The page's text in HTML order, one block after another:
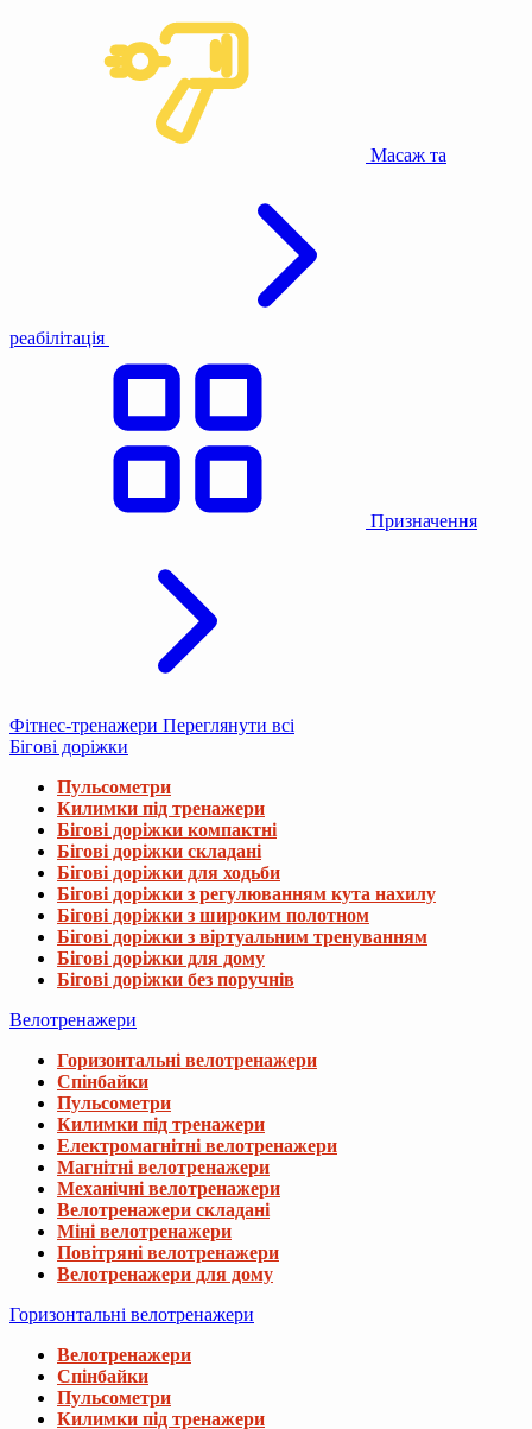
Масаж та
реабілітація
Призначення
Фітнес-тренажери Переглянути всі
Бігові доріжки
Пульсометри
Килимки під тренажери
Бігові доріжки компактні
Бігові доріжки складані
Бігові доріжки для ходьби
Бігові доріжки з регулюванням кута нахилу
Бігові доріжки з широким полотном
Бігові доріжки з віртуальним тренуванням
Бігові доріжки для дому
Бігові доріжки без поручнів
Велотренажери
Горизонтальні велотренажери
Спінбайки
Пульсометри
Килимки під тренажери
Електромагнітні велотренажери
Магнітні велотренажери
Механічні велотренажери
Велотренажери складані
Міні велотренажери
Повітряні велотренажери
Велотренажери для дому
Горизонтальні велотренажери
Велотренажери
Спінбайки
Пульсометри
Килимки під тренажери